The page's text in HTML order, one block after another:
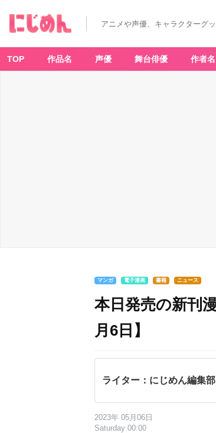
アニメや声優、キャラクターグ
TOP 作品名 声優 舞台俳優 作者名
マンガ 電子漫画 書籍 ニュース
本日発売の新刊
月6日】
ライター：にじめん編集部
2023年 05月06日
Saturday 00:00